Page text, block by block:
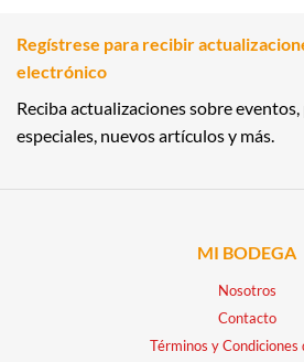
Regístrese para recibir
electrónico
Reciba actualizaciones sobre
especiales, nuevos artículos y más.
MI BODEGA
Nosotros
Contacto
Términos y Condiciones